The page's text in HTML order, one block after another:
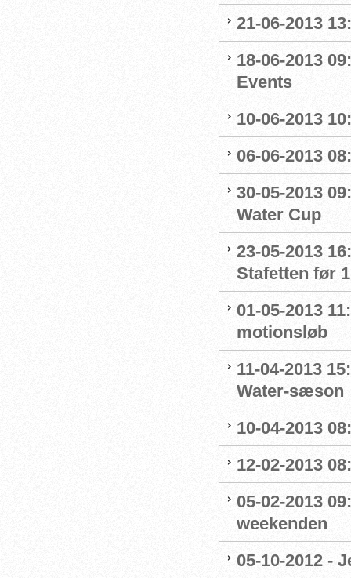
21-06-2013
18-06-2013
Events
10-06-2013
06-06-2013
30-05-2013
Water Cup
23-05-2013
Stafetten før
01-05-2013
motionsløb
11-04-2013
Water-sæson
10-04-2013
12-02-2013
05-02-2013
weekenden
05-10-2012 -